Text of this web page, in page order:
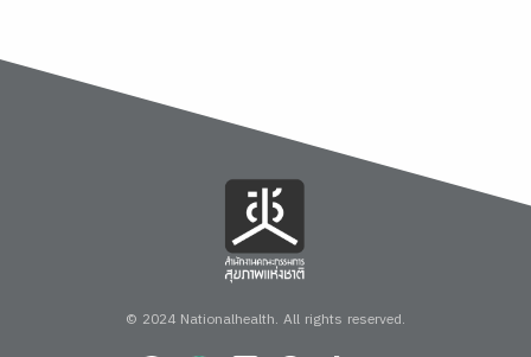
© 2024 Nationalhealth. All rights reserved.